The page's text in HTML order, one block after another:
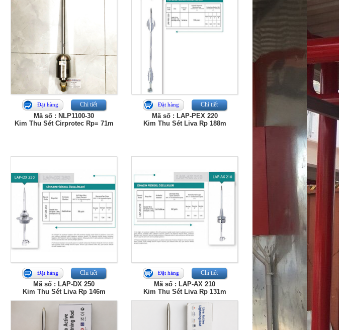
Đặt hàng Chi tiết
Mã số : NLP1100-30
Kim Thu Sét Cirprotec Rp= 71m
Đặt hàng Chi tiết
Mã số : LAP-PEX 220
Kim Thu Sét Liva Rp 188m
Đặt hàng Chi tiết
Mã số : LAP-DX 250
Kim Thu Sét Liva Rp 146m
Đặt hàng Chi tiết
Mã số : LAP-AX 210
Kim Thu Sét Liva Rp 131m